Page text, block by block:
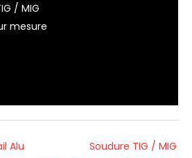
/ MIG
mesure
Alu
Soudure TIG / MIG